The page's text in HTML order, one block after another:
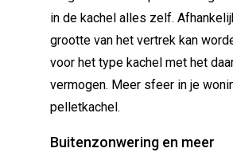
in de kachel alles zelf.
grootte van het vertrek kan
voor het type kachel met het
vermogen. Meer sfeer in je
pelletkachel.
Buitenzonwering en meer